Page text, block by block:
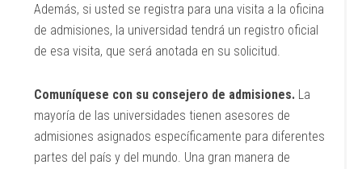
Además, si usted se registra para una visita a la oficina
de admisiones, la universidad tendrá un registro oficial
de esa visita, que será anotada en su solicitud.
Comuníquese con su consejero de admisiones. La
mayoría de las universidades tienen asesores de
admisiones asignados específicamente para diferentes
partes del país y del mundo. Una gran manera de